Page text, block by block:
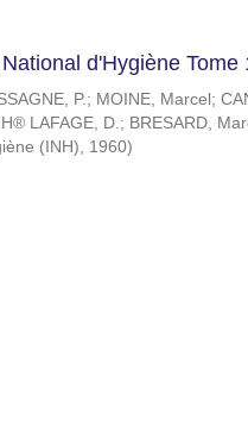
d'Hygiène Tome
P.; MOINE, Marcel ;
LAFAGE, D.; BRESARD,
(INH), 1960)